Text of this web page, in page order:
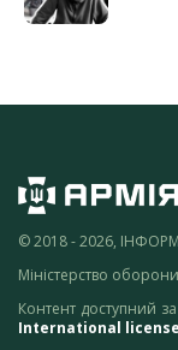
© 2018 - 2026,
Міністерство
Контент доступний за
International license